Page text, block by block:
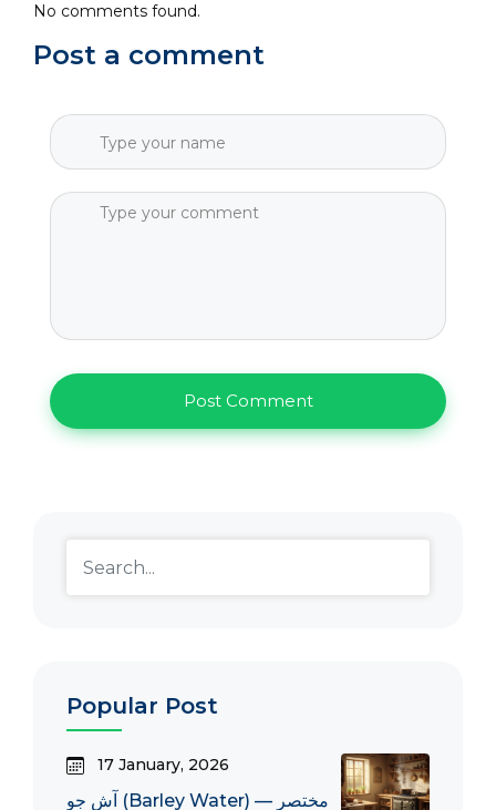
No comments found.
Post a comment
Popular Post
17 January, 2026
آشِ جو (Barley Water) — مختصر